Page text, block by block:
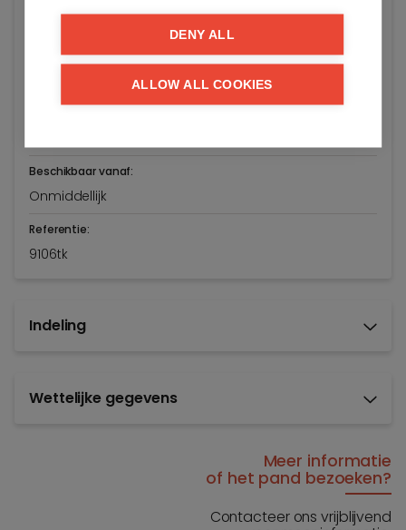
Lichttorenplein 9--1/108
Beschikbaar vanaf:
Onmiddellijk
Referentie:
9106tk
Indeling
Wettelijke gegevens
Meer informatie
of het pand bezoeken?
Contacteer ons vrijblijvend
DENY ALL
ALLOW ALL COOKIES